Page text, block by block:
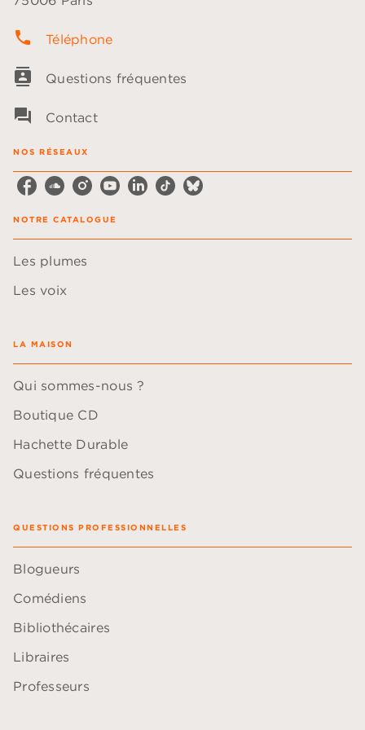
phone Téléphone
contacts Questions fréquentes
question_answer Contact
NOS RÉSEAUX
NOTRE CATALOGUE
Les plumes
Les voix
LA MAISON
Qui sommes-nous ?
Boutique CD
Hachette Durable
Questions fréquentes
QUESTIONS PROFESSIONNELLES
Blogueurs
Comédiens
Bibliothécaires
Libraires
Professeurs